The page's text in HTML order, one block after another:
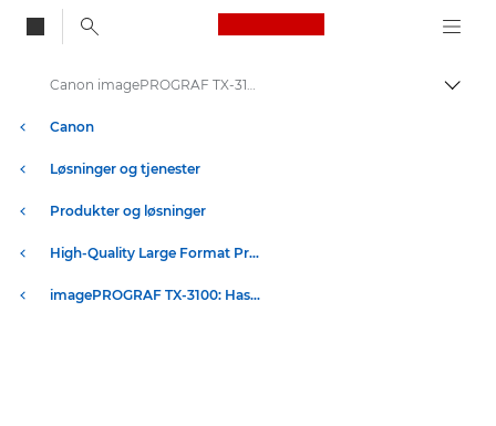
Canon Logo, back
Canon
Løsninger og tjenester
Produkter og løsninger
High-Quality Large Format Printers for CAD/GIS and Stunning Graphics
imagePROGRAF TX-3100: Hastighet og kvalitet i storformatutskrift
Canon imagePROGRAF TX-3100-skriver – spesifikasjon